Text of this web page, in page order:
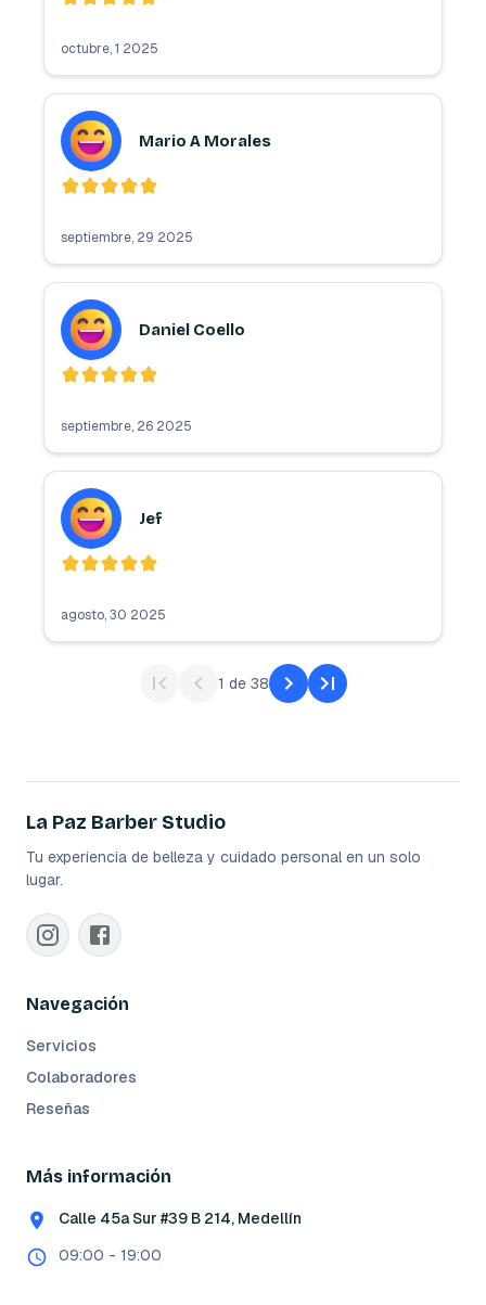
octubre, 1 2025
Mario A Morales
septiembre, 29 2025
Daniel Coello
septiembre, 26 2025
Jef
agosto, 30 2025
1 de 38
La Paz Barber Studio
Tu experiencia de belleza y cuidado personal en un solo
lugar.
Navegación
Servicios
Colaboradores
Reseñas
Más información
Calle 45a Sur #39 B 214, Medellín
09:00 - 19:00